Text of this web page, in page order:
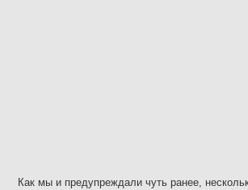
Как мы и предупреждали чуть ранее,